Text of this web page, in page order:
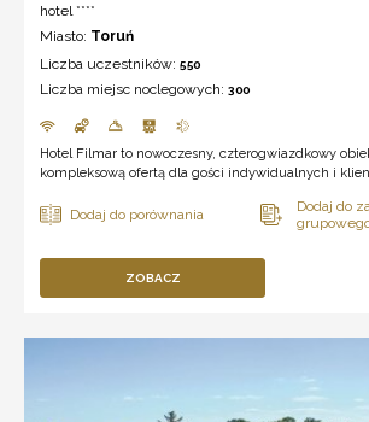
hotel ****
Miasto: Toruń
Liczba uczestników: 550
Liczba miejsc noclegowych: 300
Hotel Filmar to nowoczesny, czterogwiazdkowy
kompleksową ofertą dla gości indywidualnych i
ZOBACZ